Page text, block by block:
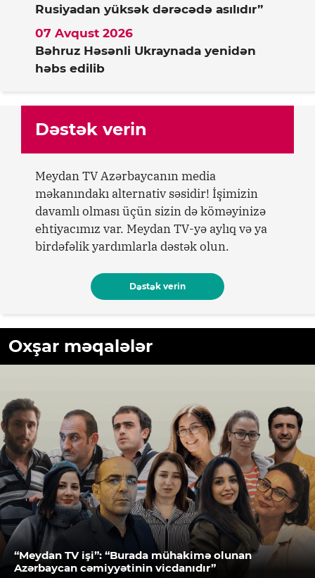
Rusiyadan yüksək dərəcədə asılıdır”
Bəhruz Həsənli Ukraynada yenidən
həbs edilib
07 Avqust 2026
Dəstək verin
Meydan TV Azərbaycanın media
məkanındakı alternativ səsidir! İşimizin
davamlı olması üçün sizin də köməyinizə
ehtiyacımız var. Meydan TV-yə aylıq və ya
birdəfəlik yardımlarla dəstək olun.
Dəstək verin
Oxşar məqalələr
“Meydan TV işi”: “Burada mühakimə olunan
Azərbaycan cəmiyyətinin vicdanıdır”